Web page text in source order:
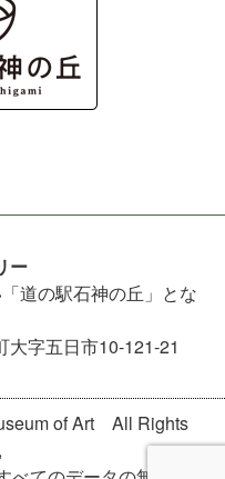
ー
道の駅石神の丘」とな
字五日市10-121-21
of Art All Rights